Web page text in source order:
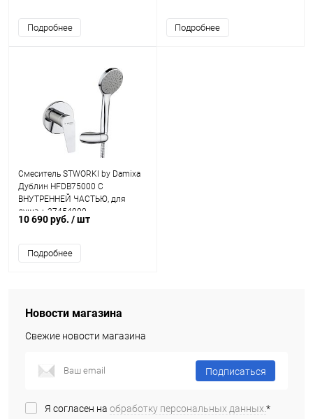
Подробнее Подробнее
Смеситель STWORKI by Damixa
Дублин HFDB75000 С
ВНУТРЕННЕЙ ЧАСТЬЮ, для
душа + 27454000
10 690 руб. / шт
Подробнее
Новости магазина
Свежие новости магазина
Подписаться
Я согласен на обработку персональных данных.*